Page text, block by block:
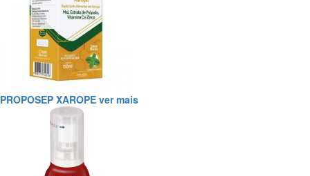
PROPOSEP XAROPE ver mais